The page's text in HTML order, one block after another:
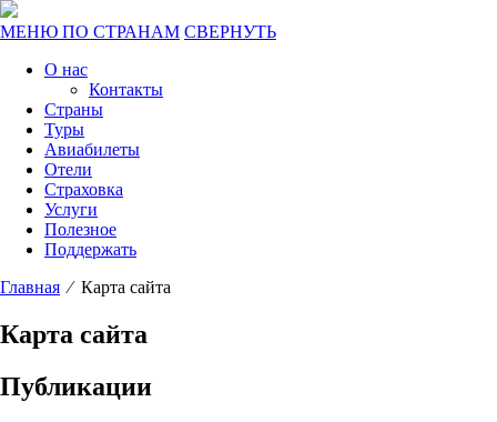
МЕНЮ ПО СТРАНАМ СВЕРНУТЬ
О нас
Контакты
Страны
Туры
Авиабилеты
Отели
Страховка
Услуги
Полезное
Поддержать
Главная ⁄ Карта сайта
Карта сайта
Публикации